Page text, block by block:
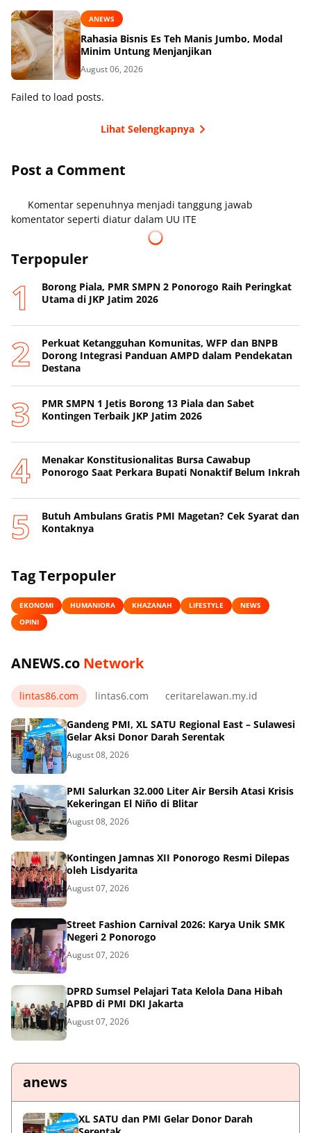
ANEWS
Rahasia Bisnis Es Teh Manis Jumbo, Modal
Minim Untung Menjanjikan
August 06, 2026
Failed to load posts.
Lihat Selengkapnya
Post a Comment
Komentar sepenuhnya menjadi tanggung jawab
komentator seperti diatur dalam UU ITE
Terpopuler
Borong Piala, PMR SMPN 2 Ponorogo Raih Peringkat
Utama di JKP Jatim 2026
Perkuat Ketangguhan Komunitas, WFP dan BNPB
Dorong Integrasi Panduan AMPD dalam Pendekatan
Destana
PMR SMPN 1 Jetis Borong 13 Piala dan Sabet
Kontingen Terbaik JKP Jatim 2026
Menakar Konstitusionalitas Bursa Cawabup
Ponorogo Saat Perkara Bupati Nonaktif Belum Inkrah
Butuh Ambulans Gratis PMI Magetan? Cek Syarat dan
Kontaknya
Tag Terpopuler
EKONOMI HUMANIORA KHAZANAH LIFESTYLE
NEWS
OPINI
ANEWS.co Network
lintas86.com lintas6.com ceritarelawan.my.id
Gandeng PMI, XL SATU Regional East – Sulawesi
Gelar Aksi Donor Darah Serentak
August 08, 2026
PMI Salurkan 32.000 Liter Air Bersih Atasi Krisis
Kekeringan El Niño di Blitar
August 08, 2026
Kontingen Jamnas XII Ponorogo Resmi Dilepas
oleh Lisdyarita
August 07, 2026
Street Fashion Carnival 2026: Karya Unik SMK
Negeri 2 Ponorogo
August 07, 2026
DPRD Sumsel Pelajari Tata Kelola Dana Hibah
APBD di PMI DKI Jakarta
August 07, 2026
anews
XL SATU dan PMI Gelar Donor Darah